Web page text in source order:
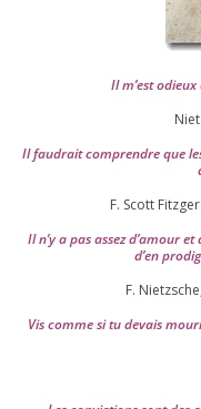
Il m’est
Il fau­drait com­prendre que
F. Scott
Il n’y a pas assez d’a­mour
d’en
F. Nietzsche,
Vis comme si tu devais